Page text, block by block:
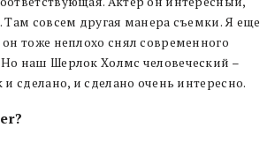
Там совсем другая манера съемки. Я еще
тоже неплохо снял современного
наш Шерлок Холмс человеческий –
и сделано, и сделано очень интересно.